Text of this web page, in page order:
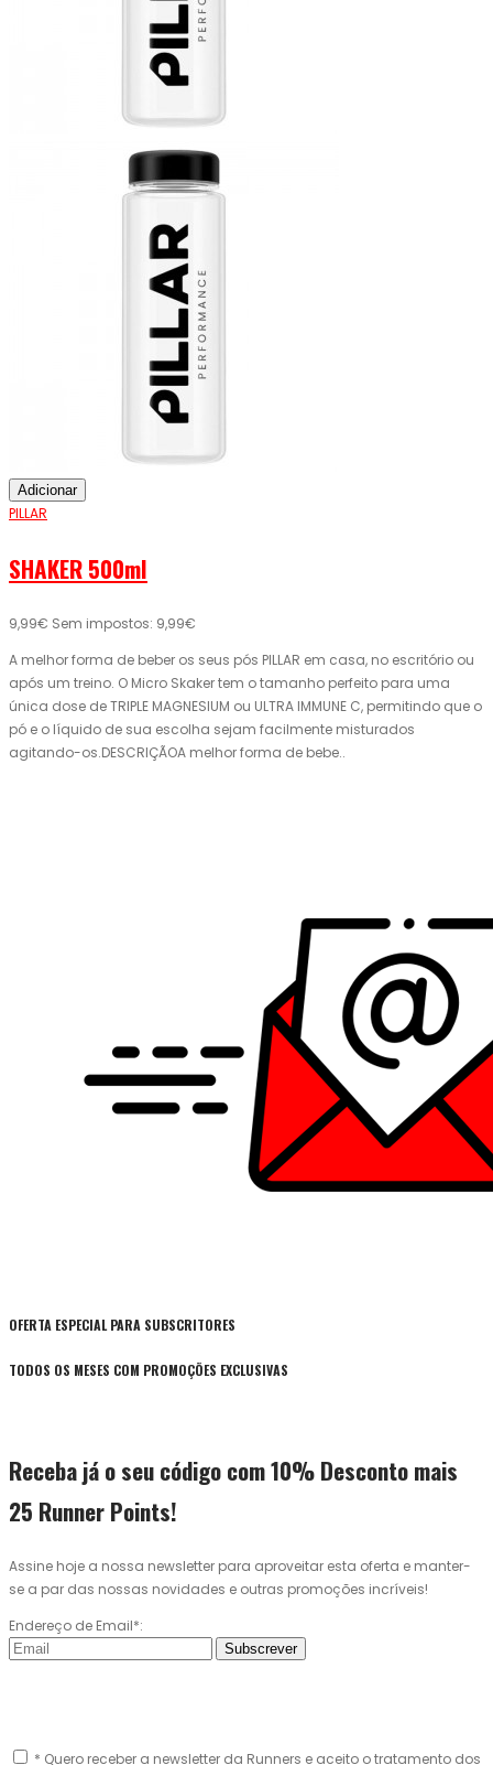
Adicionar
PILLAR
SHAKER 500ml
9,99€ Sem impostos: 9,99€
A melhor forma de beber os seus pós PILLAR em casa, no escritório ou
após um treino. O Micro Skaker tem o tamanho perfeito para uma
única dose de TRIPLE MAGNESIUM ou ULTRA IMMUNE C, permitindo que o
pó e o líquido de sua escolha sejam facilmente misturados
agitando-os.DESCRIÇÃOA melhor forma de bebe..
OFERTA ESPECIAL PARA SUBSCRITORES
TODOS OS MESES COM PROMOÇÕES EXCLUSIVAS
Receba já o seu código com 10% Desconto mais
25 Runner Points!
Assine hoje a nossa newsletter para aproveitar esta oferta e manter-
se a par das nossas novidades e outras promoções incríveis!
Endereço de Email*:
Subscrever
* Quero receber a newsletter da Runners e aceito o tratamento dos